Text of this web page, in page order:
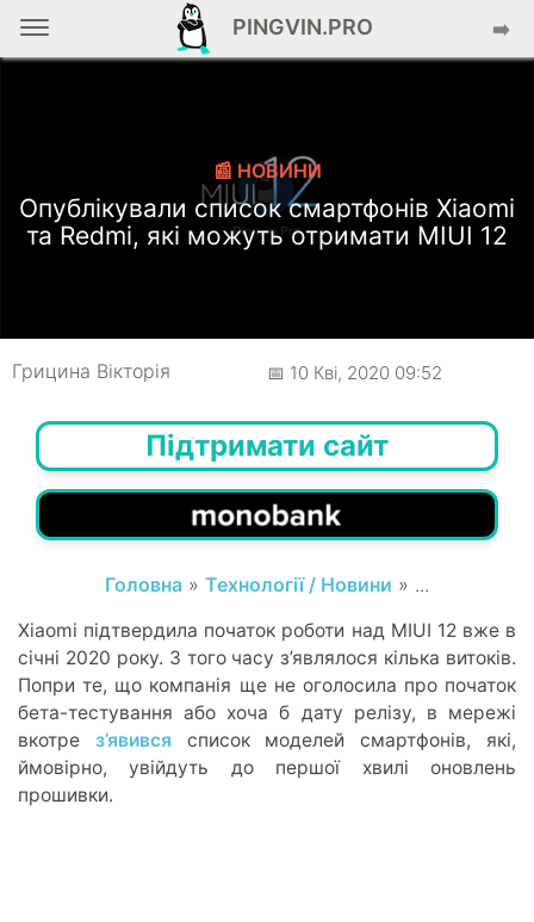
PINGVIN.PRO ➡️
📰 НОВИНИ
Опублікували список смартфонів Xiaomi
та Redmi, які можуть отримати MIUI 12
Грицина Вікторія 📅 10 Кві, 2020 09:52
Підтримати сайт
Головна » Технології / Новини » ...
Xiaomi підтвердила початок роботи над MIUI 12 вже в
січні 2020 року. З того часу з’являлося кілька витоків.
Попри те, що компанія ще не оголосила про початок
бета-тестування або хоча б дату релізу, в мережі
вкотре з’явився список моделей смартфонів, які,
ймовірно, увійдуть до першої хвилі оновлень
прошивки.